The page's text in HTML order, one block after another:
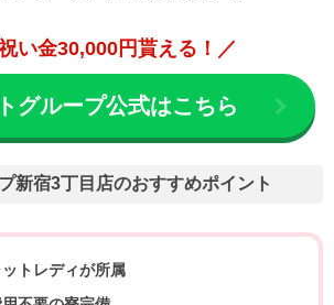
い金30,000円貰える！／
グループ公式はこちら
新宿3丁目店のおすすめポイント
トレディが所属